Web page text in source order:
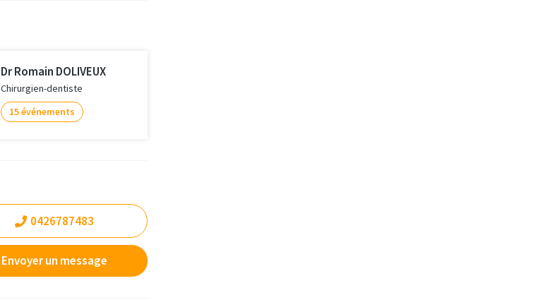
Dr Romain DOLIVEUX
Chirurgien-dentiste
15 événements
0426787483
Envoyer un message